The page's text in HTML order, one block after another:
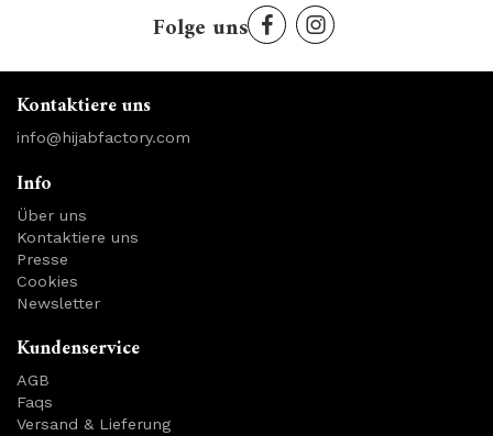
Folge uns
Kontaktiere uns
info@hijabfactory.com
Info
Über uns
Kontaktiere uns
Presse
Cookies
Newsletter
Kundenservice
AGB
Faqs
Versand & Lieferung